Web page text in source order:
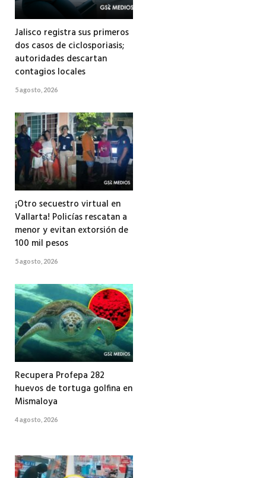
Jalisco registra sus primeros
dos casos de ciclosporiasis;
autoridades descartan
contagios locales
5 agosto, 2026
¡Otro secuestro virtual en
Vallarta! Policías rescatan a
menor y evitan extorsión de
100 mil pesos
5 agosto, 2026
Recupera Profepa 282
huevos de tortuga golfina en
Mismaloya
4 agosto, 2026